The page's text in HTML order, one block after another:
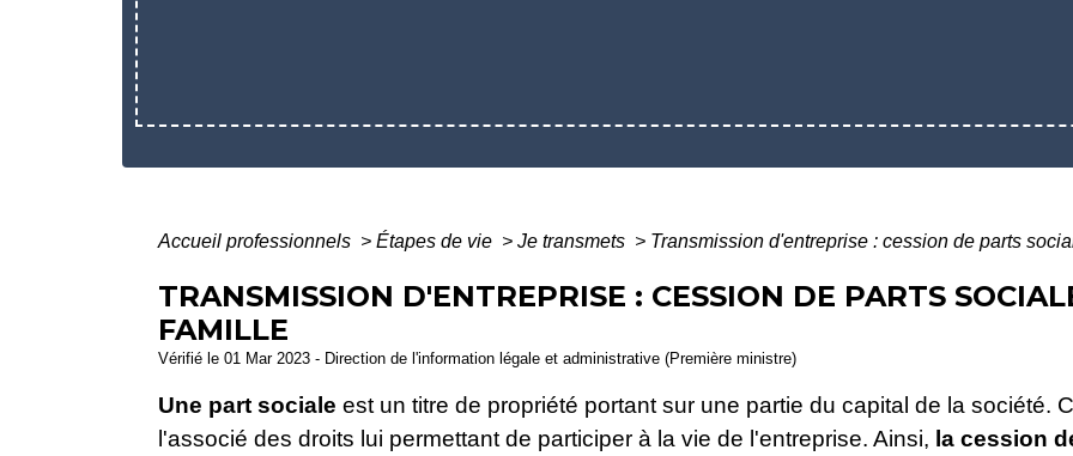
Accueil professionnels > Étapes de vie > Je transmets > Transmission d'entreprise : cession de parts
TRANSMISSION D'ENTREPRISE : CESSION DE PARTS
FAMILLE
Vérifié le 01 Mar 2023 - Direction de l'information légale et administrative (Première ministre)
Une part sociale est un titre de propriété portant sur une partie du capital de la société.
l'associé des droits lui permettant de participer à la vie de l'entreprise. Ainsi, la cession